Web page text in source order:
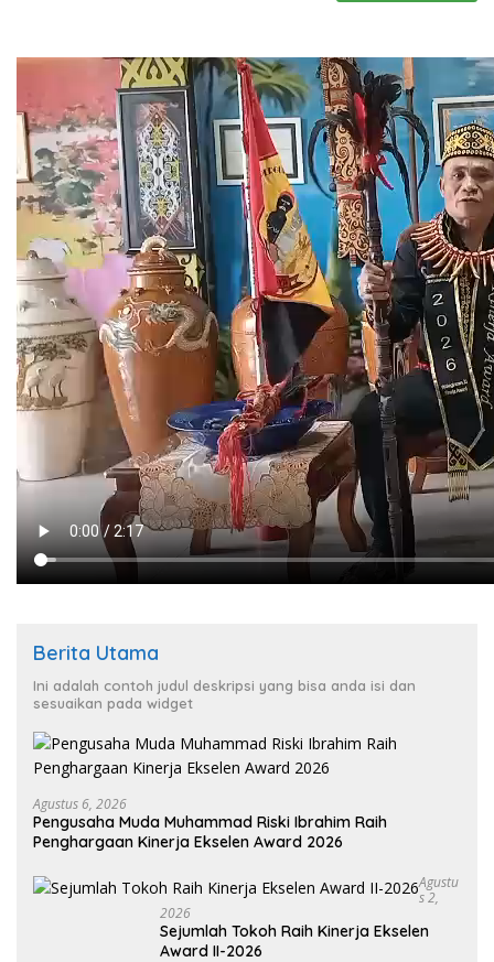
Berita Utama
Ini adalah contoh judul deskripsi yang bisa anda isi dan
sesuaikan pada widget
Agustus 6, 2026
Pengusaha Muda Muhammad Riski Ibrahim Raih
Penghargaan Kinerja Ekselen Award 2026
Agustu
S 2,
2026
Sejumlah Tokoh Raih Kinerja Ekselen
Award II-2026